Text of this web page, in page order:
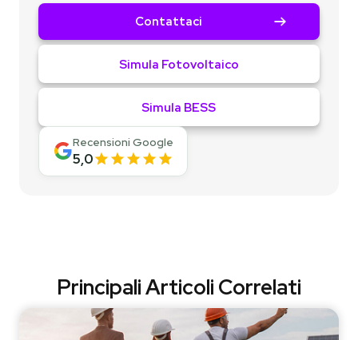
Contattaci
Simula Fotovoltaico
Simula BESS
Recensioni Google
5,0
Principali Articoli Correlati